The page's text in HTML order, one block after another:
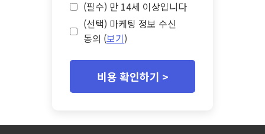
(필수) 만 14세 이상입니다
(선택) 마케팅 정보 수신
동의 (보기)
비용 확인하기 >